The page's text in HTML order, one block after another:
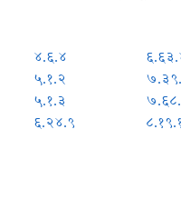
४.६.४
५.१.२
५.१.३
६.२४.९